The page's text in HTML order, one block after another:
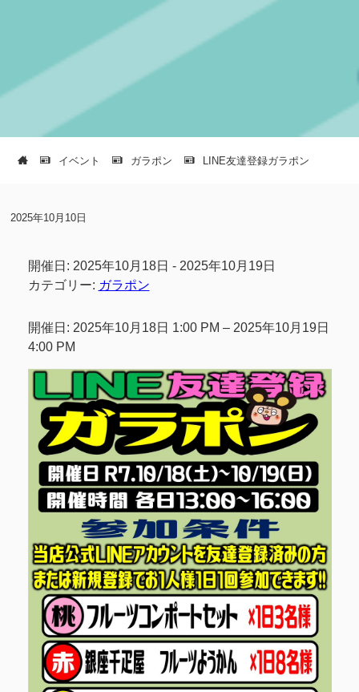
イベント ガラポン LINE友達登録ガラポン
2025年10月10日
開催日: 2025年10月18日 - 2025年10月19日
カテゴリー: ガラポン
開催日: 2025年10月18日 1:00 PM – 2025年10月19日
4:00 PM